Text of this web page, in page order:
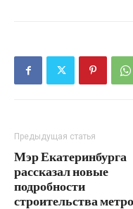
Предыдущая статья
Мэр Екатеринбурга
рассказал новые
подробности
строительства метро